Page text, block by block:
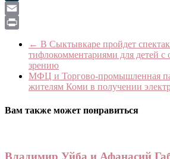
LiveJournal
Email
← В Сыктывкаре пройдет
тифлокомментариями для детей с
зрению
МФЦ и Торгово-промышленная
жителям Коми в получении
Вам также может понравиться
Владимир Уйба и Афанасий